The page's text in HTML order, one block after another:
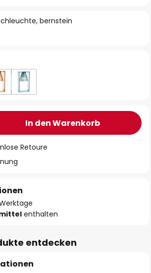
bernstein
In den Warenkorb
Retoure
enthalten
entdecken